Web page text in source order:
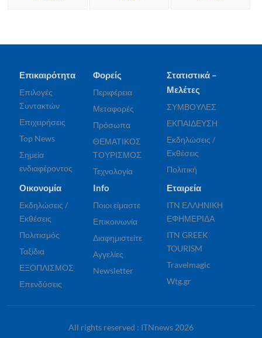
Επικαιρότητα
Επιλογές
Συντακτών
Επιχειρήσεις
Top News
Σημεία
ενδιαφέροντος
Φορείς
Περιφέρεια
Μεταφορές
Πρόσωπα
ΘΕΜΑΤΙΚΟΣ
ΤΟΥΡΙΣΜΟΣ
Τεχνολογία
Στατιστικά –
Μελέτες
ΣΥΜΒΟΥΛΕΣ
ΕΚΠΑΙΔΕΥΣΗ
Εκδηλώσεις /
Εκθέσεις
Πολιτική
Οικονομία
Εκδηλώσεις /
Εκθέσεις
Πολιτισμός
Ταξίδια
ΕΞΟΠΛΙΣΜΟΣ
Επενδύσεις
Info
Ποιοι είμαστε
Επικοινωνία
Διαφημιστείτε
Αγγελίες
Newsletter
Εταιρεία
ITN ΕΛΛΗΝΙΚΗ
ΕΦΗΜΕΡΙΔΑ
ITN GREEK
TOURISM
Travelmagic
Wtg.gr
All rights reserved : ITNnews 2026